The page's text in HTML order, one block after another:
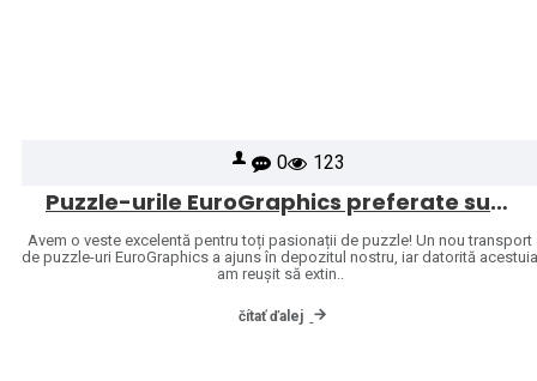
0 123
Puzzle-urile EuroGraphics preferate sunt din nou în stoc – ne-am extins oferta cu și mai multe modele!
Avem o veste excelentă pentru toți pasionații de puzzle! Un nou transport
de puzzle-uri EuroGraphics a ajuns în depozitul nostru, iar datorită
am reușit să extin..
čítať ďalej